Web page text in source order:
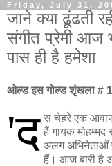
Friday, July 31,
जाने क्या ढूंढती
संगीत प्रेमी आज
पास ही है हमेशा
ओल्ड इस गोल्ड शृंखला #
'द स चेहरे एक
हैं गायक
अलग अभिनेताओं
हैं। आज बारी है